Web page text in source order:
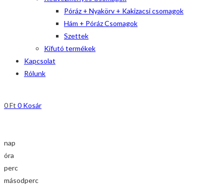
Póráz + Nyakörv + Kakizacsi csomagok
Hám + Póráz Csomagok
Szettek
Kifutó termékek
Kapcsolat
Rólunk
0Ft 0 Kosár
nap
óra
perc
másodperc